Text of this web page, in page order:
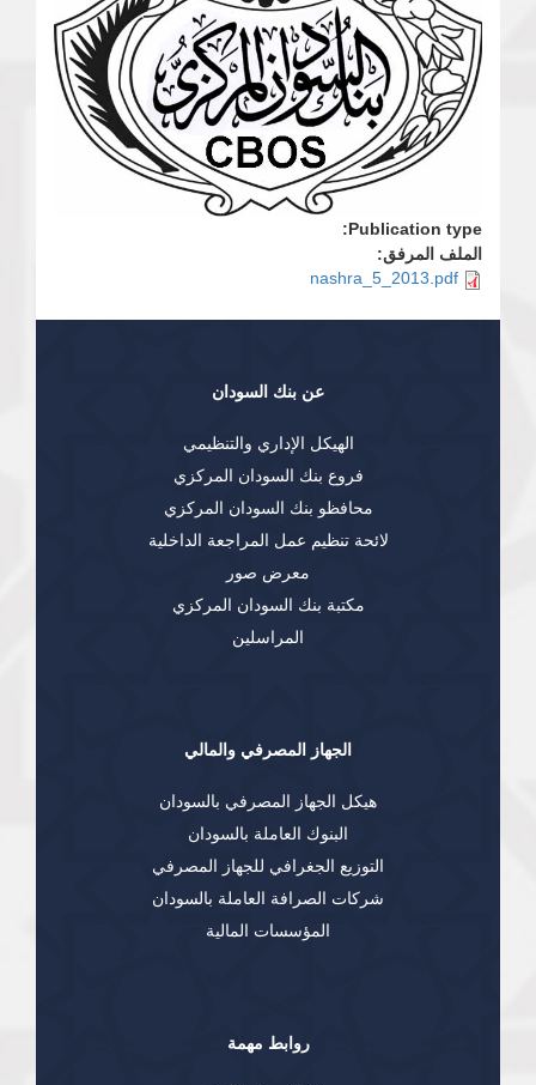
Publication type:
الملف المرفق:
nashra_5_2013.pdf
عن بنك السودان
الهيكل الإداري والتنظيمي
فروع بنك السودان المركزي
محافظو بنك السودان المركزي
لائحة تنظيم عمل المراجعة الداخلية
معرض صور
مكتبة بنك السودان المركزي
المراسلين
الجهاز المصرفي والمالي
هيكل الجهاز المصرفي بالسودان
البنوك العاملة بالسودان
التوزيع الجغرافي للجهاز المصرفي
شركات الصرافة العاملة بالسودان
المؤسسات المالية
روابط مهمة